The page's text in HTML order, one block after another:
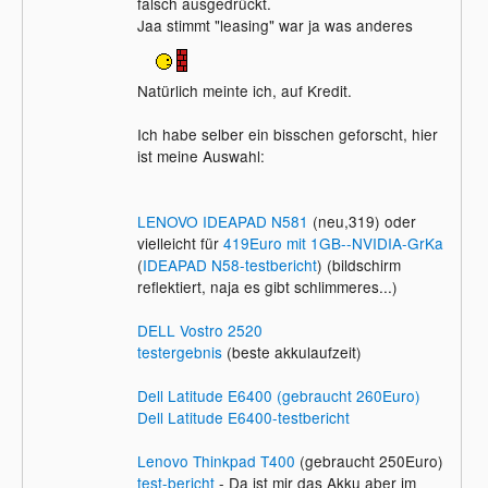
fatfreddy wenn das für dich wenig ist
leih mir das Geld
Ich weiß das ich den Laptop brauche
und das ich das Geld für das Leasing
haben werde aber nicht jetzt die
Gesamtsumme habe.
Finanzierung, was ein himmelweiter
Unterschied ist.
Leasing = Miete !
Will sagen: Du bezahlst jeden Monat bis
zum Ende der Laufzeit, dann ist das Ding
anderen.preiswert als Gebrauchtgerät zum
Kauf zur Verfügung. Genau aus solchen
Daher meine Aussage, daß sich Leasing in
dieser Preislage nicht lohnt und deshalb
für gebrauchte Hardware normalerweise
privaten Anwender lohnt sich Leasing im
Normalfall eh nicht.
Jetzt komme mir keiner mit den
Leasingangeboten des Autodealers um die
Leasingverträge, sondern verklausulierter
Jaa stimmt "leasing" war ja was anderes
Natürlich meinte ich, auf Kredit.
Ich habe selber ein bisschen geforscht, hier
ist meine Auswahl:
LENOVO IDEAPAD N581 (neu,319) oder
vielleicht für 419Euro mit 1GB--NVIDIA-GrKa
(IDEAPAD N58-testbericht) (bildschirm
reflektiert, naja es gibt schlimmeres...)
DELL Vostro 2520
testergebnis(beste akkulaufzeit)
Dell Latitude E6400 (gebraucht 260Euro)
Dell Latitude E6400-testbericht
Lenovo Thinkpad T400 (gebraucht 250Euro)
test-bericht- Da ist mir das Akku aber im